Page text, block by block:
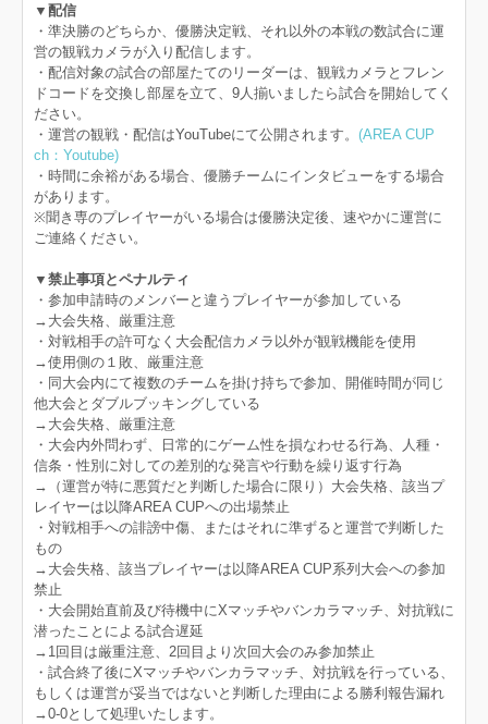
▼配信
・準決勝のどちらか、優勝決定戦、それ以外の本戦の数試合に運
営の観戦カメラが入り配信します。
・配信対象の試合の部屋たてのリーダーは、観戦カメラとフレン
ドコードを交換し部屋を立て、9人揃いましたら試合を開始してく
ださい。
・運営の観戦・配信はYouTubeにて公開されます。 (AREA CUP
ch：Youtube)
・時間に余裕がある場合、優勝チームにインタビューをする場合
があります。
※聞き専のプレイヤーがいる場合は優勝決定後、速やかに運営に
ご連絡ください。
▼禁止事項とペナルティ
・参加申請時のメンバーと違うプレイヤーが参加している
→大会失格、厳重注意
・対戦相手の許可なく大会配信カメラ以外が観戦機能を使用
→使用側の１敗、厳重注意
・同大会内にて複数のチームを掛け持ちで参加、開催時間が同じ
他大会とダブルブッキングしている
→大会失格、厳重注意
・大会内外問わず、日常的にゲーム性を損なわせる行為、人種・
信条・性別に対しての差別的な発言や行動を繰り返す行為
→（運営が特に悪質だと判断した場合に限り）大会失格、該当プ
レイヤーは以降AREA CUPへの出場禁止
・対戦相手への誹謗中傷、またはそれに準ずると運営で判断した
もの
→大会失格、該当プレイヤーは以降AREA CUP系列大会への参加
禁止
・大会開始直前及び待機中にXマッチやバンカラマッチ、対抗戦に
潜ったことによる試合遅延
→1回目は厳重注意、2回目より次回大会のみ参加禁止
・試合終了後にXマッチやバンカラマッチ、対抗戦を行っている、
もしくは運営が妥当ではないと判断した理由による勝利報告漏れ
→0‐0として処理いたします。